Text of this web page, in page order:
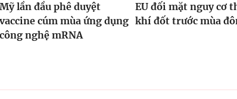
Mỹ lần đầu phê duyệt
vaccine cúm mùa ứng dụng
công nghệ mRNA
EU đối mặt nguy cơ
khí đốt trước mùa